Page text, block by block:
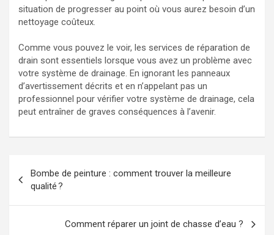
situation de progresser au point où vous aurez besoin d’un
nettoyage coûteux.
Comme vous pouvez le voir, les services de réparation de
drain sont essentiels lorsque vous avez un problème avec
votre système de drainage. En ignorant les panneaux
d’avertissement décrits et en n’appelant pas un
professionnel pour vérifier votre système de drainage, cela
peut entraîner de graves conséquences à l’avenir.
de
l’article
Bombe de peinture : comment trouver la meilleure
qualité ?
Comment réparer un joint de chasse d’eau ?